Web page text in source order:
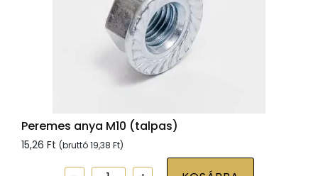
Peremes anya M10 (talpas)
15,26 Ft (bruttó19,38 Ft)